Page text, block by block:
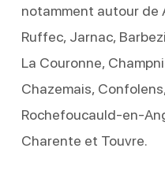
notamment autour de
Ruffec, Jarnac,
La Couronne,
Chazemais,
Rochefoucauld-en-
Charente et Touvre.